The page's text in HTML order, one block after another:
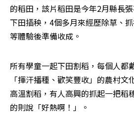
的稻田，該片稻田是今年2月縣長
下田插秧，4個多月來經歷除草、
等體驗後準備收成。
所有學童一起下田割稻，每個人都
「揮汗播種、歡笑豐收」的農村
高溫割稻，有人高興的抓起一把稻
的則說「好熱啊！」。